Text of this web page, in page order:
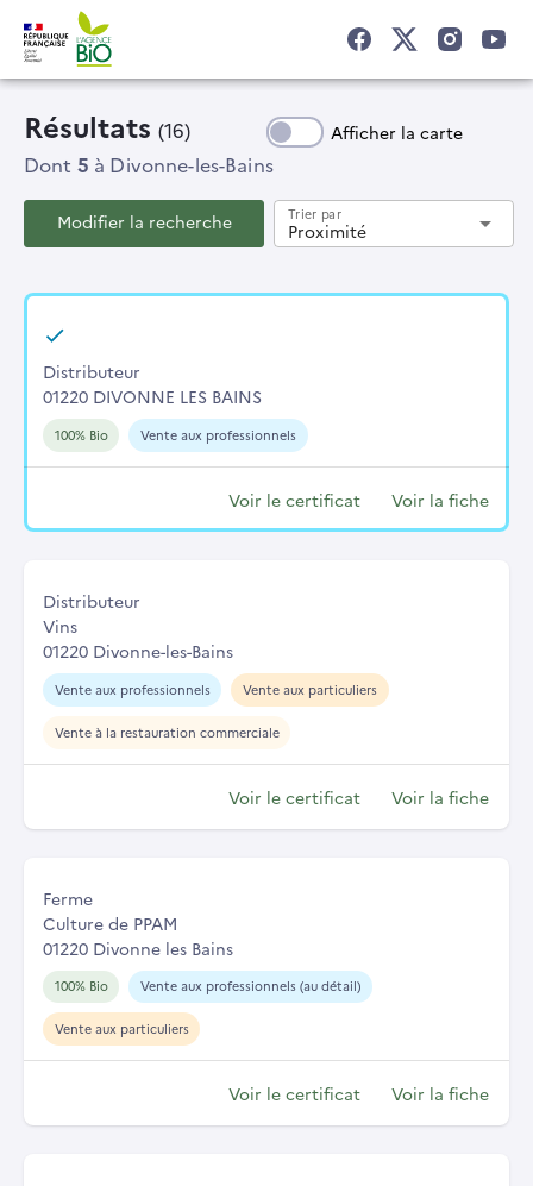
Résultats (16) Afficher la carte
Dont 5 à Divonne-les-Bains
Modifier la recherche Proximité
Trier par arrow_drop_down
Distributeur
01220 DIVONNE LES BAINS
100% Bio Vente aux professionnels
Voir le certificat Voir la fiche
Distributeur
Vins
01220 Divonne-les-Bains
Vente aux professionnels Vente aux particuliers
Vente à la restauration commerciale
Voir le certificat Voir la fiche
Ferme
Culture de PPAM
01220 Divonne les Bains
100% Bio Vente aux professionnels (au détail)
Vente aux particuliers
Voir le certificat Voir la fiche